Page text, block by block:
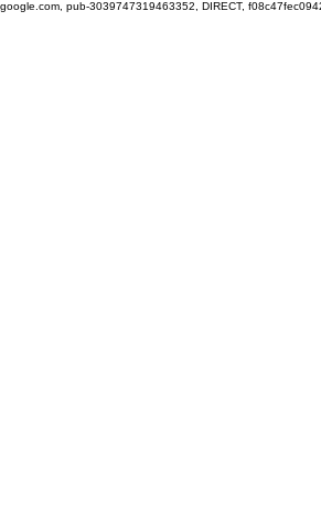
google.com, pub-3039747319463352, DIRECT,